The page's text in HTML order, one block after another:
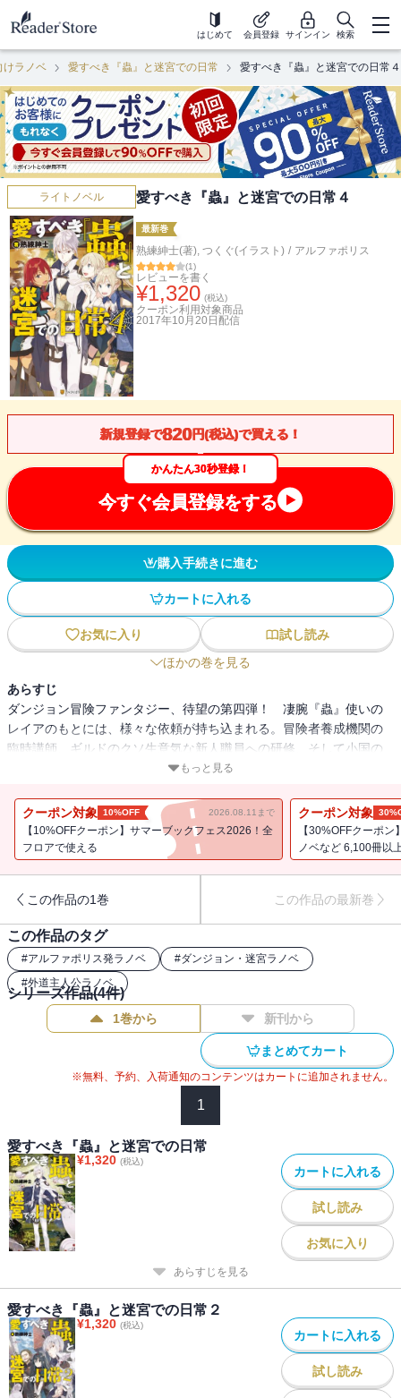
はじめて 会員登録 サインイン 検索
けラノベ 愛すべき『蟲』と迷宮での日常 愛すべき『蟲』と迷宮での日常４
ライトノベル 愛すべき『蟲』と迷宮での日常４
最新巻
熟練紳士(著), つくぐ(イラスト) / アルファポリス
(1)
レビューを書く
¥1,320 (税込)
クーポン利用対象商品
2017年10月20日 配信
新規登録で820円(税込)で買える！
かんたん30秒登録！
今すぐ会員登録をする
購入手続きに進む
カートに入れる
お気に入り
試し読み
ほかの巻を見る
あらすじ
ダンジョン冒険ファンタジー、待望の第四弾！ 凄腕『蟲』使いの
レイアのもとには、様々な依頼が持ち込まれる。冒険者養成機関の
臨時講師、ギルドのクソ生意気な新人職員への研修、そして小国の
乗っ取りを企む謎の美人エルフの調査など。もちろん、レイアはそ
量に発生させてしまう。トラウマを植えつけられた者、身ぐるみを
はがされた者、行方不明になった者……。そのほとんどが、レイア
の歪んだ価値観と間違った正義感によるものなのだが、本人は心底
もっと見る
クーポン対象 10%OFF 2026.08.11まで
【10%OFFクーポン】サマーブックフェス2026！全
フロアで使える
クーポン対象
【30%OFFクーポ
ノベなど 6,100冊以
この作品の1巻 この作品の最新巻
この作品のタグ
#アルファポリス発ラノベ #ダンジョン・迷宮ラノベ
#外道主人公ラノベ
シリーズ作品(4件)
1巻から 新刊から
まとめてカート
※無料、予約、入荷通知のコンテンツはカートに追加されません。
1
愛すべき『蟲』と迷宮での日常
¥1,320 (税込)
カートに入れる
試し読み
お気に入り
あらすじを見る
愛すべき『蟲』と迷宮での日常２
¥1,320 (税込)
カートに入れる
試し読み